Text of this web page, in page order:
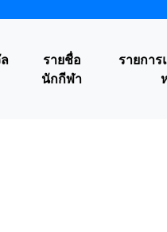
รายชื่อ
นักกีฬา
รายกา